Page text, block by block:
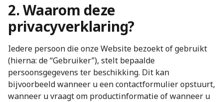
2. Waarom deze
privacyverklaring?
Iedere persoon die onze Website bezoekt of gebruikt
(hierna: de “Gebruiker”), stelt bepaalde
persoonsgegevens ter beschikking. Dit kan
bijvoorbeeld wanneer u een contactformulier opstuurt,
wanneer u vraagt om productinformatie of wanneer u